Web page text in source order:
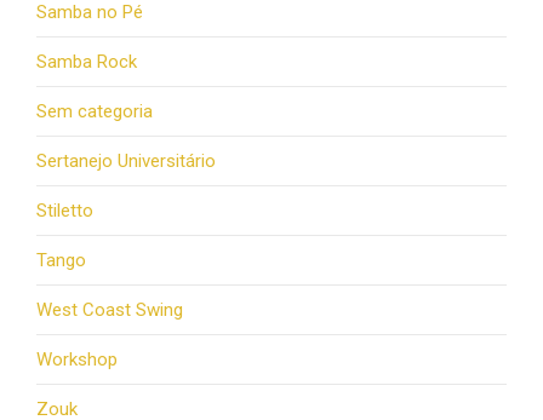
Samba no Pé
Samba Rock
Sem categoria
Sertanejo Universitário
Stiletto
Tango
West Coast Swing
Workshop
Zouk